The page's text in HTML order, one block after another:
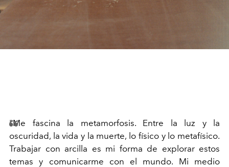
"Me fascina la metamorfosis. Entre la luz y la
oscuridad, la vida y la muerte, lo físico y lo metafísico.
Trabajar con arcilla es mi forma de explorar estos
temas y comunicarme con el mundo. Mi medio